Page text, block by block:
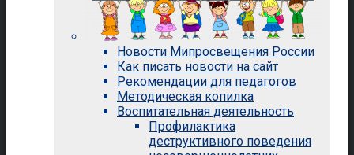
Новости Мипросвещения России
Как писать новости на сайт
Рекомендации для педагогов
Методическая копилка
Воспитательная деятельность
Профилактика
деструктивного поведения